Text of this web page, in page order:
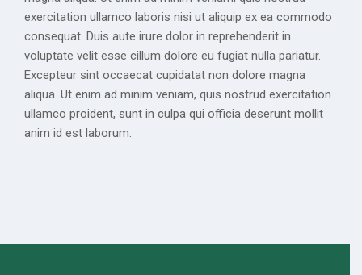
exercitation ullamco laboris nisi ut aliquip ex ea commodo
consequat. Duis aute irure dolor in reprehenderit in
voluptate velit esse cillum dolore eu fugiat nulla pariatur.
Excepteur sint occaecat cupidatat non dolore magna
aliqua. Ut enim ad minim veniam, quis nostrud exercitation
ullamco proident, sunt in culpa qui officia deserunt mollit
anim id est laborum.